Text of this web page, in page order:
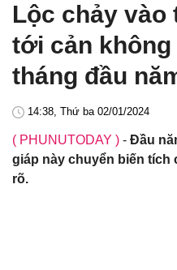
Lộc chảy
tới cản
tháng đầu
14:38, Thứ ba 02/01/2024
( PHUNUTODAY ) - Đầu
giáp này chuyển biến tích
rõ.